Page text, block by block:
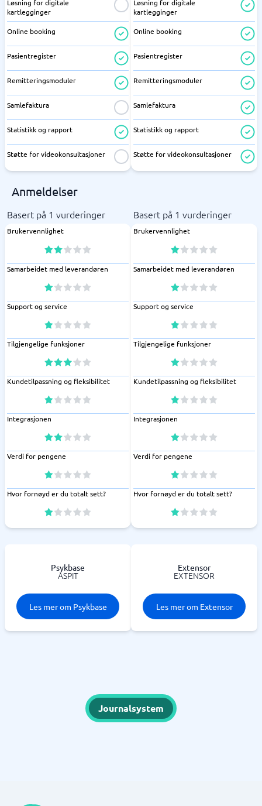
Løsning for digitale
kartlegginger
Online booking
Pasientregister
Remitteringsmoduler
Samlefaktura
Statistikk og rapport
Støtte for videokonsultasjoner
Løsning for digitale
kartlegginger
Online booking
Pasientregister
Remitteringsmoduler
Samlefaktura
Statistikk og rapport
Støtte for videokonsultasjoner
Anmeldelser
Basert på 1 vurderinger Basert på 1 vurderinger
Brukervennlighet
Samarbeidet med leverandøren
Support og service
Tilgjengelige funksjoner
Kundetilpassning og fleksibilitet
Integrasjonen
Verdi for pengene
Hvor fornøyd er du totalt sett?
Brukervennlighet
Samarbeidet med leverandøren
Support og service
Tilgjengelige funksjoner
Kundetilpassning og fleksibilitet
Integrasjonen
Verdi for pengene
Hvor fornøyd er du totalt sett?
Psykbase
ASPIT
Les mer om Psykbase
Extensor
EXTENSOR
Les mer om Extensor
Journalsystem